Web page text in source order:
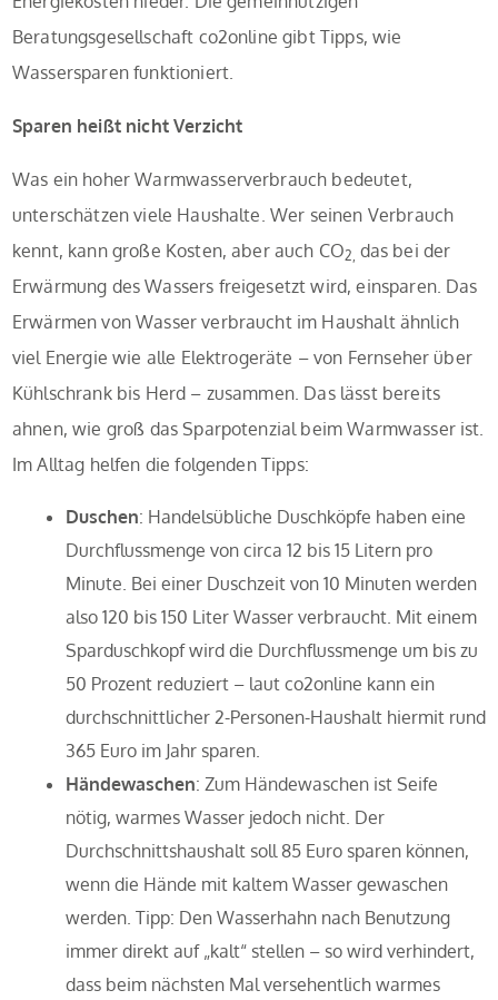
Beratungsgesellschaft co2online gibt Tipps, wie
Wassersparen funktioniert.
Sparen heißt nicht Verzicht
Was ein hoher Warmwasserverbrauch bedeutet,
unterschätzen viele Haushalte. Wer seinen Verbrauch
kennt, kann große Kosten, aber auch CO2, das bei der
Erwärmung des Wassers freigesetzt wird, einsparen. Das
Erwärmen von Wasser verbraucht im Haushalt ähnlich
viel Energie wie alle Elektrogeräte – von Fernseher über
Kühlschrank bis Herd – zusammen. Das lässt bereits
ahnen, wie groß das Sparpotenzial beim Warmwasser ist.
Im Alltag helfen die folgenden Tipps:
Duschen: Handelsübliche Duschköpfe haben eine
Durchflussmenge von circa 12 bis 15 Litern pro
Minute. Bei einer Duschzeit von 10 Minuten werden
also 120 bis 150 Liter Wasser verbraucht. Mit einem
Sparduschkopf wird die Durchflussmenge um bis zu
50 Prozent reduziert – laut co2online kann ein
durchschnittlicher 2-Personen-Haushalt hiermit rund
365 Euro im Jahr sparen.
Händewaschen: Zum Händewaschen ist Seife
nötig, warmes Wasser jedoch nicht. Der
Durchschnittshaushalt soll 85 Euro sparen können,
wenn die Hände mit kaltem Wasser gewaschen
werden. Tipp: Den Wasserhahn nach Benutzung
immer direkt auf „kalt“ stellen – so wird verhindert,
dass beim nächsten Mal versehentlich warmes